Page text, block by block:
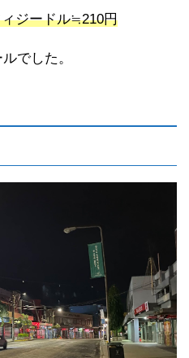
ジードル≒210円
でした。